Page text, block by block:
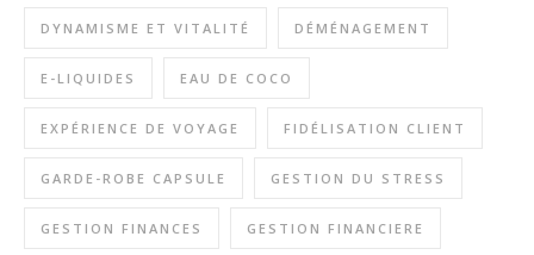
DYNAMISME ET VITALITÉ DÉMÉNAGEMENT
E-LIQUIDES EAU DE COCO
EXPÉRIENCE DE VOYAGE FIDÉLISATION CLIENT
GARDE-ROBE CAPSULE GESTION DU STRESS
GESTION FINANCES GESTION FINANCIERE